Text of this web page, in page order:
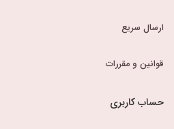
ارسال سریع
قوانین و مقررات
حساب کاربری